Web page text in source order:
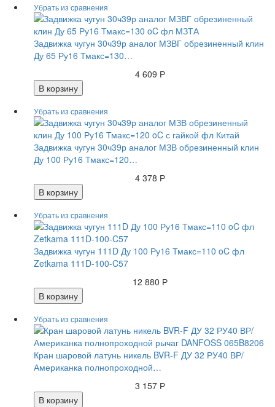
Задвижка чугун 30ч39р аналог МЗВГ обрезиненный клин
Ду 65 Ру16 Тмакс=130…
4 609 Р
В корзину
Задвижка чугун 30ч39р аналог МЗВ обрезиненный клин
Ду 100 Ру16 Тмакс=120…
4 378 Р
В корзину
Задвижка чугун 111D Ду 100 Ру16 Тмакс=110 oC фл
Zetkama 111D-100-C57
12 880 Р
В корзину
Кран шаровой латунь никель BVR-F ДУ 32 РУ40 ВР/
Американка полнопроходной…
3 157 Р
В корзину